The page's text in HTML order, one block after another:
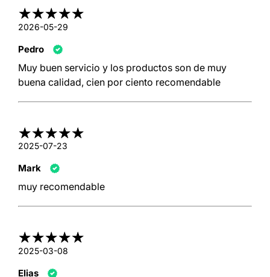
2026-05-29
Pedro
Muy buen servicio y los productos son de muy
buena calidad, cien por ciento recomendable
2025-07-23
Mark
muy recomendable
2025-03-08
Elias